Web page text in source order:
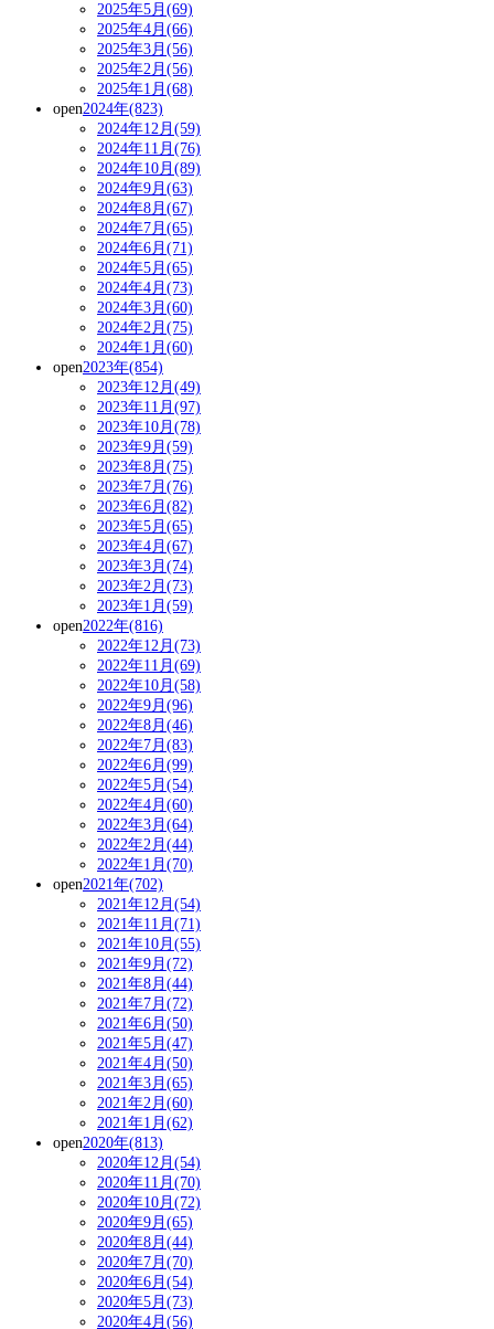
2025年5月(69)
2025年4月(66)
2025年3月(56)
2025年2月(56)
2025年1月(68)
open2024年(823)
2024年12月(59)
2024年11月(76)
2024年10月(89)
2024年9月(63)
2024年8月(67)
2024年7月(65)
2024年6月(71)
2024年5月(65)
2024年4月(73)
2024年3月(60)
2024年2月(75)
2024年1月(60)
open2023年(854)
2023年12月(49)
2023年11月(97)
2023年10月(78)
2023年9月(59)
2023年8月(75)
2023年7月(76)
2023年6月(82)
2023年5月(65)
2023年4月(67)
2023年3月(74)
2023年2月(73)
2023年1月(59)
open2022年(816)
2022年12月(73)
2022年11月(69)
2022年10月(58)
2022年9月(96)
2022年8月(46)
2022年7月(83)
2022年6月(99)
2022年5月(54)
2022年4月(60)
2022年3月(64)
2022年2月(44)
2022年1月(70)
open2021年(702)
2021年12月(54)
2021年11月(71)
2021年10月(55)
2021年9月(72)
2021年8月(44)
2021年7月(72)
2021年6月(50)
2021年5月(47)
2021年4月(50)
2021年3月(65)
2021年2月(60)
2021年1月(62)
open2020年(813)
2020年12月(54)
2020年11月(70)
2020年10月(72)
2020年9月(65)
2020年8月(44)
2020年7月(70)
2020年6月(54)
2020年5月(73)
2020年4月(56)